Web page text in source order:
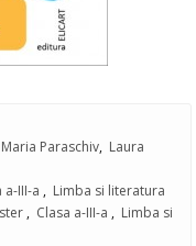
Paraschiv, Laura
a-III-a , Limba si literatura
, Clasa a-III-a , Limba si